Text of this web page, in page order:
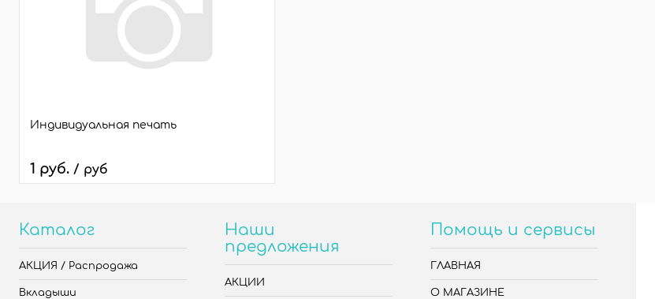
Индивидуальная печать
1 руб. / руб
Каталог
АКЦИЯ / Распродажа
Вкладыши
Наши
предложения
АКЦИИ
Помощь и сервисы
ГЛАВНАЯ
О МАГАЗИНЕ